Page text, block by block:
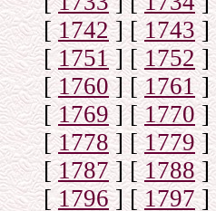
[1742] [1743]
[1751] [1752]
[1760] [1761]
[1769] [1770]
[1778] [1779]
[1787] [1788]
[1796] [1797]